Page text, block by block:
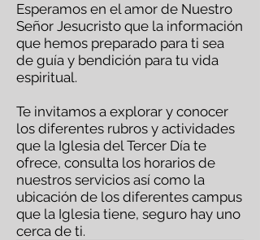
Esperamos en el amor de Nuestro
Señor Jesucristo que la información
que hemos preparado para ti sea
de guía y bendición para tu vida
espiritual.
Te invitamos a explorar y conocer
los diferentes rubros y actividades
que la Iglesia del Tercer Día te
ofrece, consulta los horarios de
nuestros servicios así como la
ubicación de los diferentes campus
que la Iglesia tiene, seguro hay uno
cerca de ti.